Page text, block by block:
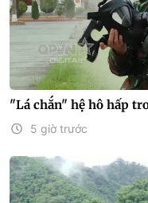
"Lá chắn" hệ hô hấp
5 giờ trước